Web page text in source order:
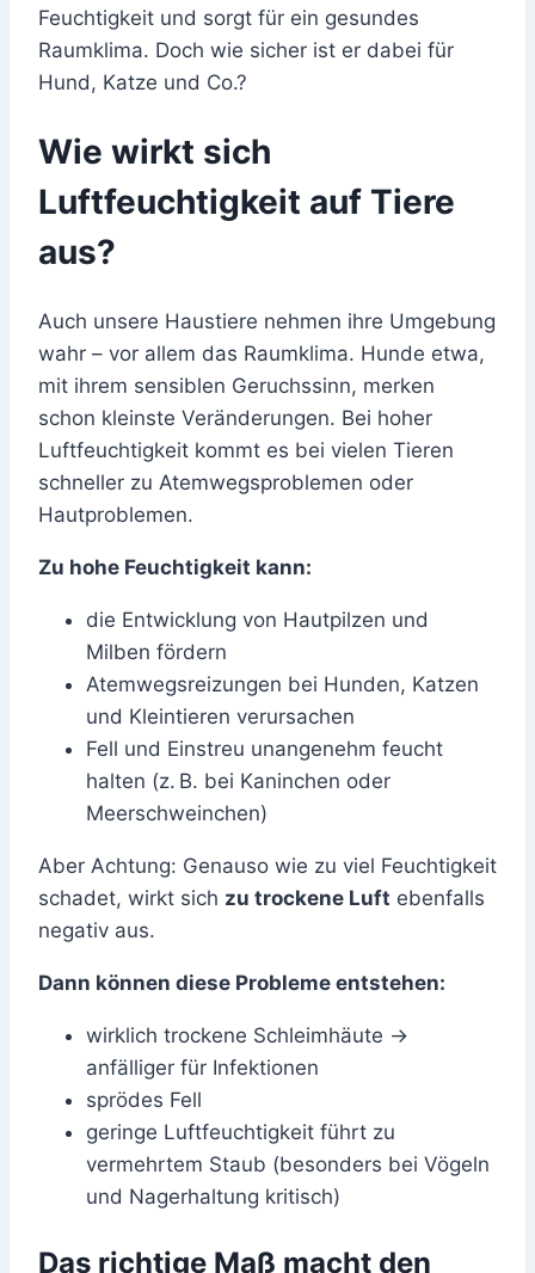
Feuchtigkeit und sorgt für ein gesundes
Raumklima. Doch wie sicher ist er dabei für
Hund, Katze und Co.?
Wie wirkt sich
Luftfeuchtigkeit auf Tiere
aus?
Auch unsere Haustiere nehmen ihre Umgebung
wahr – vor allem das Raumklima. Hunde etwa,
mit ihrem sensiblen Geruchssinn, merken
schon kleinste Veränderungen. Bei hoher
Luftfeuchtigkeit kommt es bei vielen Tieren
schneller zu Atemwegsproblemen oder
Hautproblemen.
Zu hohe Feuchtigkeit kann:
die Entwicklung von Hautpilzen und
Milben fördern
Atemwegsreizungen bei Hunden, Katzen
und Kleintieren verursachen
Fell und Einstreu unangenehm feucht
halten (z. B. bei Kaninchen oder
Meerschweinchen)
Aber Achtung: Genauso wie zu viel Feuchtigkeit
schadet, wirkt sich zu trockene Luft ebenfalls
negativ aus.
Dann können diese Probleme entstehen:
wirklich trockene Schleimhäute →
anfälliger für Infektionen
sprödes Fell
geringe Luftfeuchtigkeit führt zu
vermehrtem Staub (besonders bei Vögeln
und Nagerhaltung kritisch)
Das richtige Maß macht den